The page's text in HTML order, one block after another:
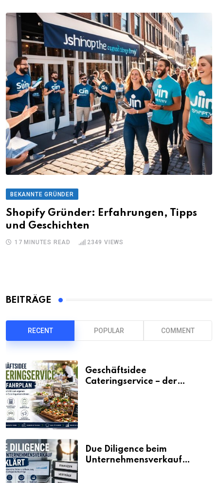
BEKANNTE GRÜNDER
Shopify Gründer: Erfahrungen, Tipps
und Geschichten
17 MINUTES READ 2349 VIEWS
BEITRÄGE
RECENT POPULAR COMMENT
Geschäftsidee
Cateringservice – der
Due Diligence beim
Unternehmensverkauf